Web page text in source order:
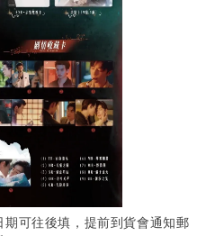
期可往後填，提前到貨會通知郵